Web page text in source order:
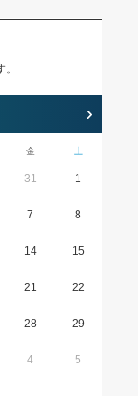
›
金 土
31 1
7 8
14 15
21 22
28 29
4 5